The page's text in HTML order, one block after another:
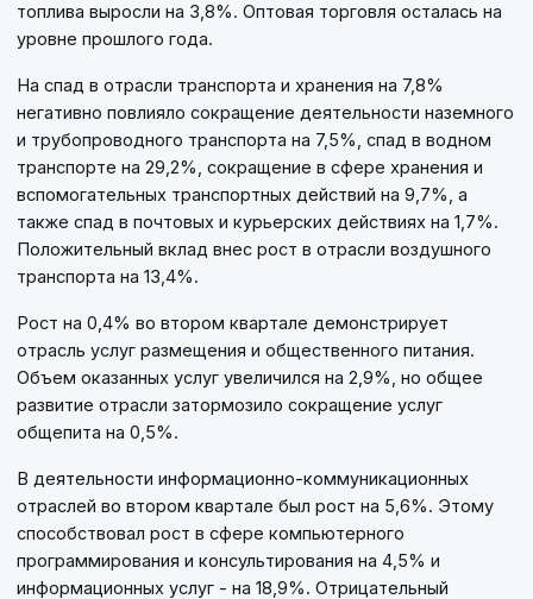
топлива выросли на 3,8%. Оптовая торговля осталась на
уровне прошлого года.
На спад в отрасли транспорта и хранения на 7,8%
негативно повлияло сокращение деятельности наземного
и трубопроводного транспорта на 7,5%, спад в водном
транспорте на 29,2%, сокращение в сфере хранения и
вспомогательных транспортных действий на 9,7%, а
также спад в почтовых и курьерских действиях на 1,7%.
Положительный вклад внес рост в отрасли воздушного
транспорта на 13,4%.
Рост на 0,4% во втором квартале демонстрирует
отрасль услуг размещения и общественного питания.
Объем оказанных услуг увеличился на 2,9%, но общее
развитие отрасли затормозило сокращение услуг
общепита на 0,5%.
В деятельности информационно-коммуникационных
отраслей во втором квартале был рост на 5,6%. Этому
способствовал рост в сфере компьютерного
программирования и консультирования на 4,5% и
информационных услуг - на 18,9%. Отрицательный